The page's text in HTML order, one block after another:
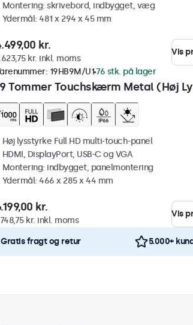
Montering: skrivebord, indbygget, væg
Ydermål: 481 x 294 x 45 mm
kr.
kr. inkl. moms
Vis
Tommer Touchskærm Metal (Høj
19HB9M/U176 stk. på lager
Høj lysstyrke Full HD multi-touch-panel
HDMI, DisplayPort, USB-C og VGA
Montering: indbygget, panelmontering
Ydermål: 466 x 285 x 44 mm
kr.
kr. inkl. moms
Vis
Gratis fragt og retur 5.000+